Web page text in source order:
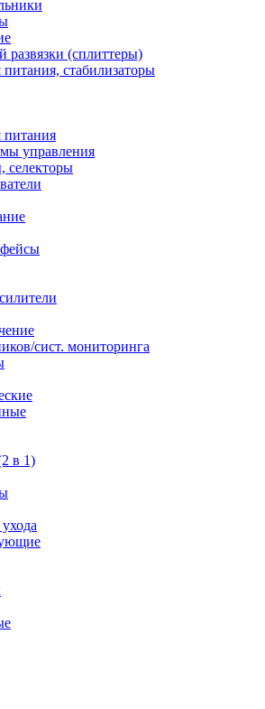
развязки (сплиттеры)
стабилизаторы
питания
управления
селекторы
сист. мониторинга
в 1)